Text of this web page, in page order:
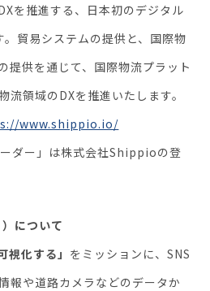
を推進する、日本初のデジタル
貿易システムの提供と、国際物
提供を通じて、国際物流プラット
流領域のDXを推進いたします。
www.shippio.io/
ダー」は株式会社Shippioの登
について
視化する」 をミッションに、SNS
報や道路カメラなどのデータか